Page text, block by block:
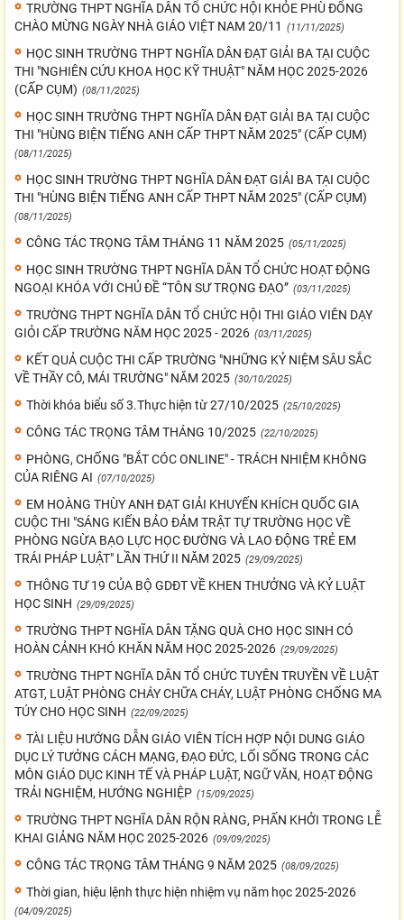
TRƯỜNG THPT NGHĨA DÂN TỔ CHỨC HỘI KHỎE PHÙ ĐỔNG
CHÀO MỪNG NGÀY NHÀ GIÁO VIỆT NAM 20/11
(11/11/2025)
HỌC SINH TRƯỜNG THPT NGHĨA DÂN ĐẠT GIẢI BA TẠI CUỘC
THI "NGHIÊN CỨU KHOA HỌC KỸ THUẬT" NĂM HỌC 2025-2026
(CẤP CỤM) (08/11/2025)
HỌC SINH TRƯỜNG THPT NGHĨA DÂN ĐẠT GIẢI BA TẠI CUỘC
THI "HÙNG BIỆN TIẾNG ANH CẤP THPT NĂM 2025" (CẤP CỤM)
(08/11/2025)
HỌC SINH TRƯỜNG THPT NGHĨA DÂN ĐẠT GIẢI BA TẠI CUỘC
THI "HÙNG BIỆN TIẾNG ANH CẤP THPT NĂM 2025" (CẤP CỤM)
(08/11/2025)
CÔNG TÁC TRỌNG TÂM THÁNG 11 NĂM 2025 (05/11/2025)
HỌC SINH TRƯỜNG THPT NGHĨA DÂN TỔ CHỨC HOẠT ĐỘNG
NGOẠI KHÓA VỚI CHỦ ĐỀ “TÔN SƯ TRỌNG ĐẠO” (03/11/2025)
TRƯỜNG THPT NGHĨA DÂN TỔ CHỨC HỘI THI GIÁO VIÊN DẠY
GIỎI CẤP TRƯỜNG NĂM HỌC 2025 - 2026 (03/11/2025)
KẾT QUẢ CUỘC THI CẤP TRƯỜNG "NHỮNG KỶ NIỆM SÂU SẮC
VỀ THẦY CÔ, MÁI TRƯỜNG" NĂM 2025 (30/10/2025)
Thời khóa biểu số 3.Thực hiện từ 27/10/2025 (25/10/2025)
CÔNG TÁC TRỌNG TÂM THÁNG 10/2025 (22/10/2025)
PHÒNG, CHỐNG "BẮT CÓC ONLINE" - TRÁCH NHIỆM KHÔNG
CỦA RIÊNG AI (07/10/2025)
EM HOÀNG THÙY ANH ĐẠT GIẢI KHUYẾN KHÍCH QUỐC GIA
CUỘC THI "SÁNG KIẾN BẢO ĐẢM TRẬT TỰ TRƯỜNG HỌC VỀ
PHÒNG NGỪA BẠO LỰC HỌC ĐƯỜNG VÀ LAO ĐỘNG TRẺ EM
TRÁI PHÁP LUẬT" LẦN THỨ II NĂM 2025 (29/09/2025)
THÔNG TƯ 19 CỦA BỘ GDĐT VỀ KHEN THƯỞNG VÀ KỶ LUẬT
HỌC SINH (29/09/2025)
TRƯỜNG THPT NGHĨA DÂN TẶNG QUÀ CHO HỌC SINH CÓ
HOÀN CẢNH KHÓ KHĂN NĂM HỌC 2025-2026 (29/09/2025)
TRƯỜNG THPT NGHĨA DÂN TỔ CHỨC TUYÊN TRUYỀN VỀ LUẬT
ATGT, LUẬT PHÒNG CHÁY CHỮA CHÁY, LUẬT PHÒNG CHỐNG MA
TÚY CHO HỌC SINH (22/09/2025)
TÀI LIỆU HƯỚNG DẪN GIÁO VIÊN TÍCH HỢP NỘI DUNG GIÁO
DỤC LÝ TƯỞNG CÁCH MẠNG, ĐẠO ĐỨC, LỐI SỐNG TRONG CÁC
MÔN GIÁO DỤC KINH TẾ VÀ PHÁP LUẬT, NGỮ VĂN, HOẠT ĐỘNG
TRẢI NGHIỆM, HƯỚNG NGHIỆP (15/09/2025)
TRƯỜNG THPT NGHĨA DÂN RỘN RÀNG, PHẤN KHỞI TRONG LỄ
KHAI GIẢNG NĂM HỌC 2025-2026 (09/09/2025)
CÔNG TÁC TRỌNG TÂM THÁNG 9 NĂM 2025 (08/09/2025)
Thời gian, hiệu lệnh thực hiện nhiệm vụ năm học 2025-2026
(04/09/2025)